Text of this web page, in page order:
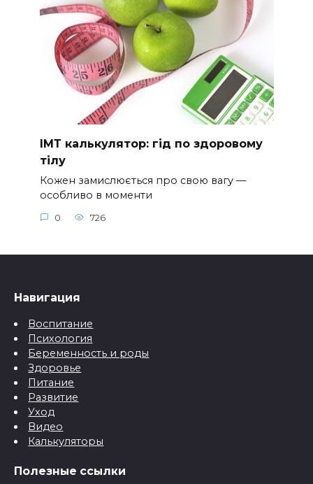
ІМТ калькулятор: гід по здоровому
тілу
Кожен замислюється про свою вагу —
особливо в моменти
0 726
Навигация
Воспитание
Психология
Беременность и роды
Здоровье
Питание
Развитие
Уход
Видео
Калькуляторы
Полезные ссылки